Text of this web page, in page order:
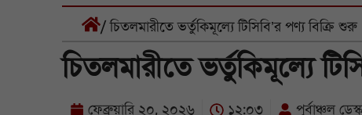
/ চিতলমারীতে ভর্তুকিমূল্যে টিসিবি’র পণ্য বিক্রি শুরু
চিতলমারীতে ভর্তুকিমূল্যে
ফেব্রুয়ারি ২০, ২০২৬ ১২:০৩ পূর্বাঞ্চল ডেস্ক